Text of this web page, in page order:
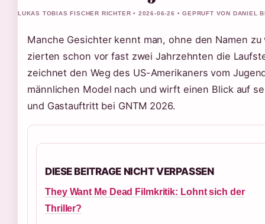
LUKAS TOBIAS FISCHER RICHTER • 2026-06-26 • GEPRUFT VON DANIEL
Manche Gesichter kennt man, ohne den Namen
zierten schon vor fast zwei Jahrzehnten die
zeichnet den Weg des US-Amerikaners vom
männlichen Model nach und wirft einen Blick auf
und Gastauftritt bei GNTM 2026.
DIESE BEITRAGE NICHT VERPASSEN
They Want Me Dead Filmkritik: Lohnt sich der
Thriller?